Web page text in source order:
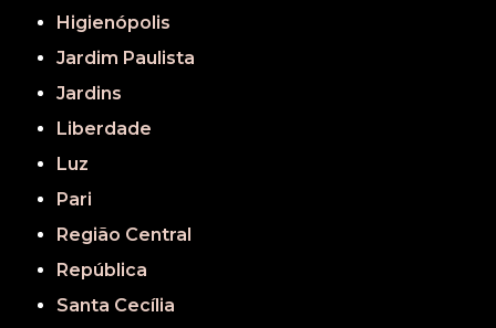
Higienópolis
Jardim Paulista
Jardins
Liberdade
Luz
Pari
Região Central
República
Santa Cecília